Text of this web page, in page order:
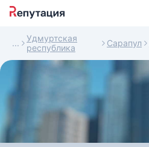
Удмуртская
республика
Сарапул